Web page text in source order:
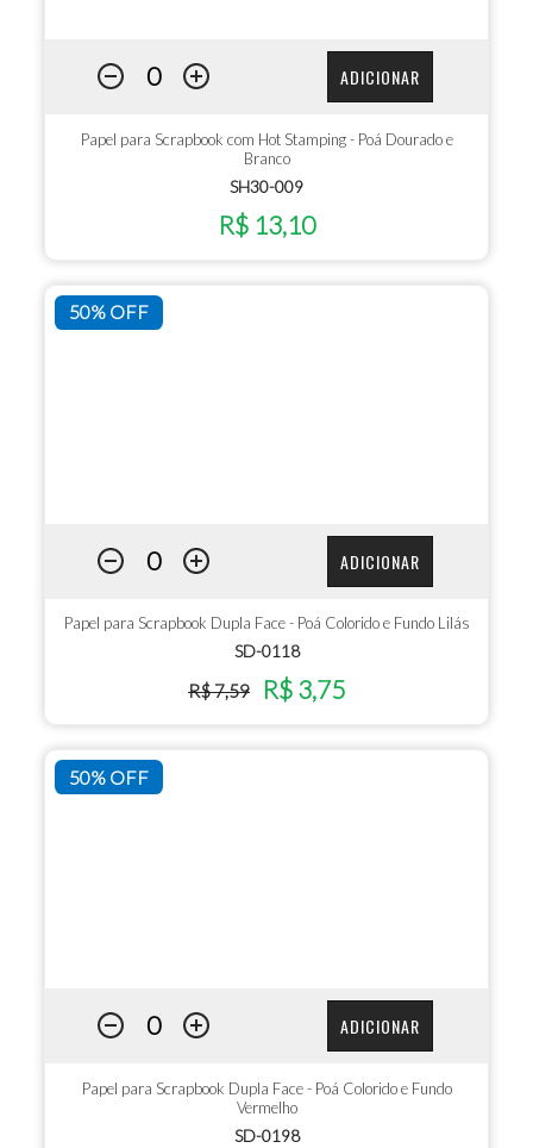
ADICIONAR
Papel para Scrapbook com Hot Stamping - Poá Dourado e
Branco
SH30-009
R$ 13,10
50% OFF
ADICIONAR
Papel para Scrapbook Dupla Face - Poá Colorido e Fundo Lilás
SD-0118
R$ 7,59 R$ 3,75
50% OFF
ADICIONAR
Papel para Scrapbook Dupla Face - Poá Colorido e Fundo
Vermelho
SD-0198